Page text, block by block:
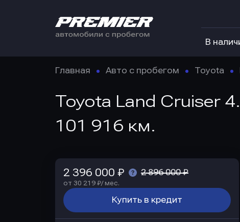
В
Главная Авто с пробегом Toyota
Toyota Land Cruiser
101 916 км.
2 396 000 ₽ 2 896 000 ₽
от 30 219 ₽/ мес.
Купить в кредит